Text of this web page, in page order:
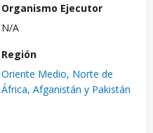
Organismo Ejecutor
N/A
Región
Oriente Medio, Norte de
África, Afganistán y Pakistán